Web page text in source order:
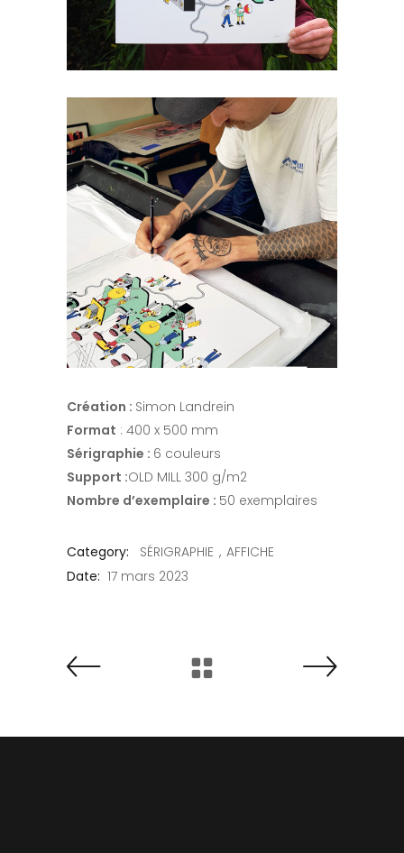
Création : Simon Landrein
Format : 400 x 500 mm
Sérigraphie : 6 couleurs
Support :OLD MILL 300 g/m2
Nombre d’exemplaire : 50 exemplaires
Category: SÉRIGRAPHIE
AFFICHE
Date: 17 mars 2023